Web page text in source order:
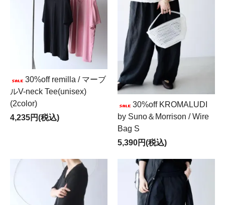
30%off remilla / マーブ
ルV-neck Tee(unisex)
(2color)
4,235円(税込)
30%off KROMALUDI
by Suno＆Morrison / Wire
Bag S
5,390円(税込)